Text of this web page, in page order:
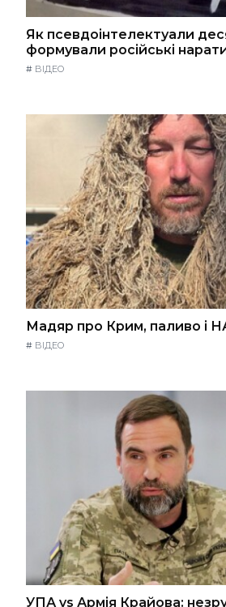
Як псевдоінтелектуали
формували російські
# ВІДЕО
Мадяр про Крим, паливо і
# ВІДЕО
УПА vs Армія Крайова: